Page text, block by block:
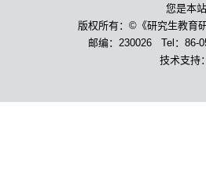
您是本
版权所有：©《研究生教育
邮编：230026 Tel：86-
技术支持